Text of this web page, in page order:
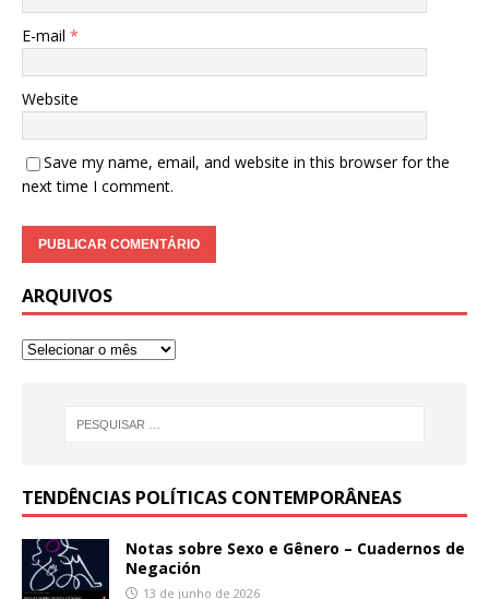
E-mail *
Website
Save my name, email, and website in this browser for the
next time I comment.
ARQUIVOS
TENDÊNCIAS POLÍTICAS CONTEMPORÂNEAS
Notas sobre Sexo e Gênero – Cuadernos de
Negación
13 de junho de 2026